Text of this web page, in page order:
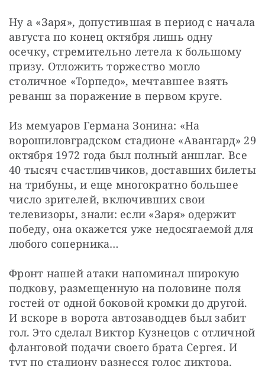
Ну а «Заря», допустившая в период с начала
августа по конец октября лишь одну
осечку, стремительно летела к большому
призу. Отложить торжество могло
столичное «Торпедо», мечтавшее взять
реванш за поражение в первом круге.
Из мемуаров Германа Зонина: «На
ворошиловградском стадионе «Авангард» 29
октября 1972 года был полный аншлаг. Все
40 тысяч счастливчиков, доставших билеты
на трибуны, и еще многократно большее
число зрителей, включивших свои
телевизоры, знали: если «Заря» одержит
победу, она окажется уже недосягаемой для
любого соперника…
Фронт нашей атаки напоминал широкую
подкову, размещенную на половине поля
гостей от одной боковой кромки до другой.
И вскоре в ворота автозаводцев был забит
гол. Это сделал Виктор Кузнецов с отличной
фланговой подачи своего брата Сергея. И
тут по стадиону разнесся голос диктора,